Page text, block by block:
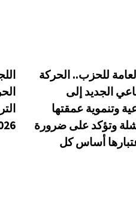
للحزب.. الحركة
الجديد إلى
وتنموية عمقتها
وتؤكد على ضرورة
أساس كل